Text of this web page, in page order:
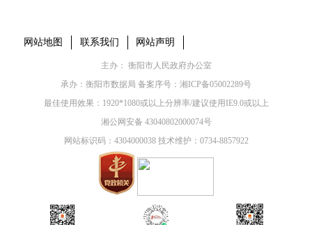
网站地图 联系我们 网站声明
主办： 衡阳市人民政府办公室
承办：衡阳市数据局 备案序号： 湘ICP备05002289号
最佳使用效果：1920*1080或以上分辨率/建议使用IE9.0或以上
湘公网安备 43040802000074号
网站标识码：4304000038 技术维护：0734-8857922